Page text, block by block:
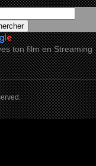
ton film en Streaming